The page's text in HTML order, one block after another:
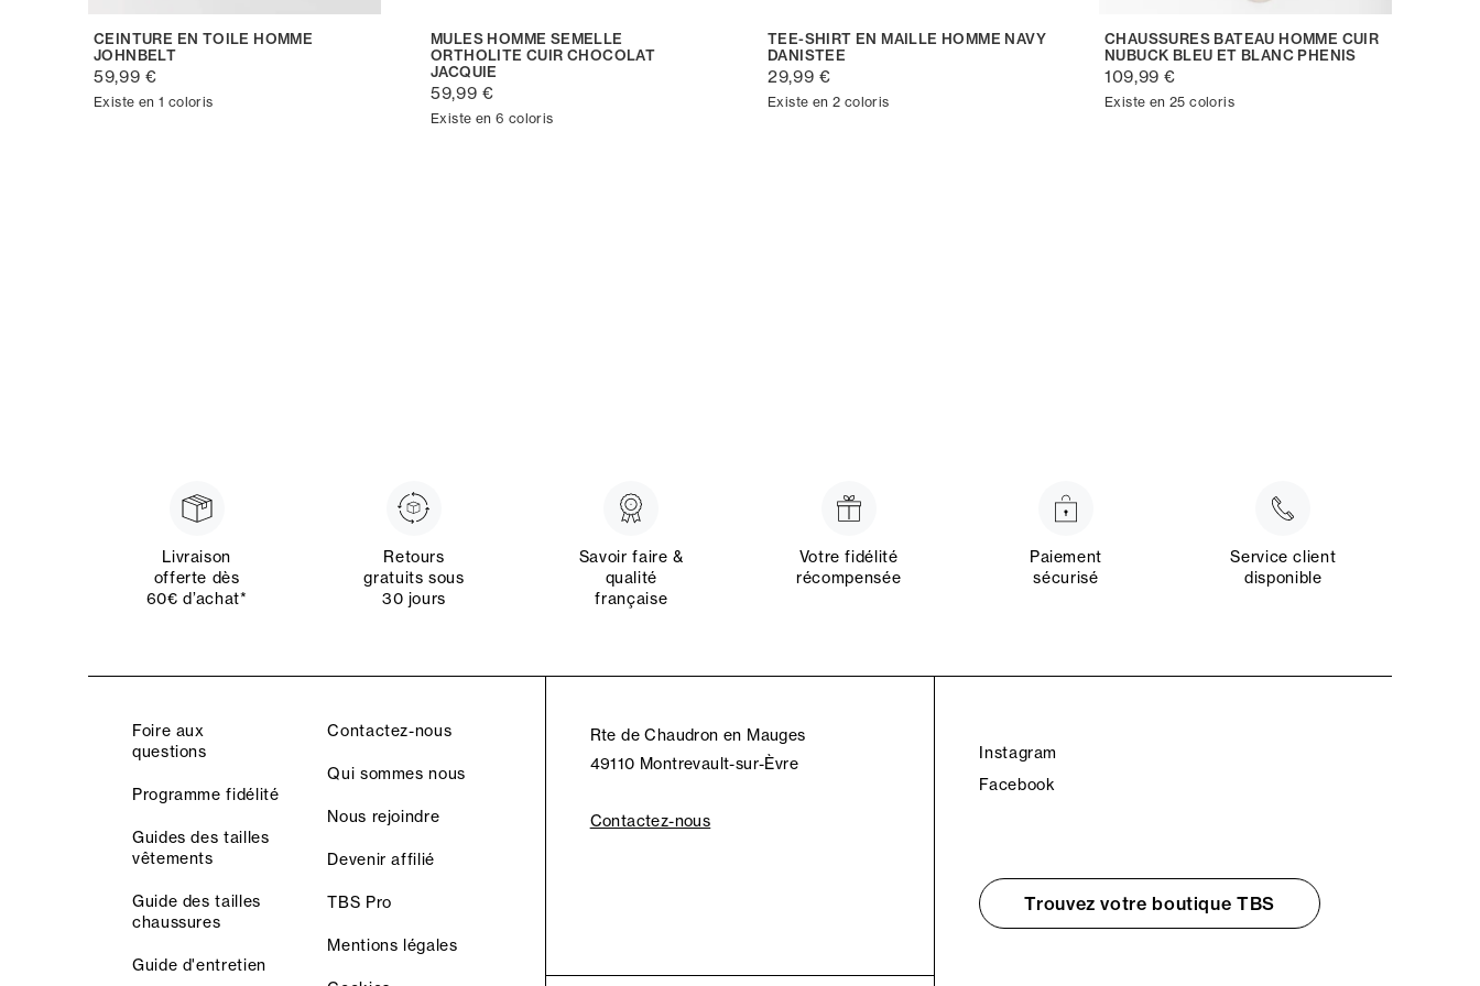
CEINTURE EN TOILE HOMME
JOHNBELT
59,99 €
Existe en 1 coloris
MULES HOMME SEMELLE
ORTHOLITE CUIR CHOCOLAT
JACQUIE
59,99 €
Existe en 6 coloris
TEE-SHIRT EN MAILLE HOMME NAVY
DANISTEE
29,99 €
Existe en 2 coloris
CHAUSSURES BATEAU HOMME CUIR
NUBUCK BLEU ET BLANC PHENIS
109,99 €
Existe en 25 coloris
Livraison
offerte dès
60€ d’achat*
Retours
gratuits sous
30 jours
Savoir faire &
qualité
française
Votre fidélité
récompensée
Paiement
sécurisé
Service client
disponible
Foire aux
questions
Programme fidélité
Guides des tailles
vêtements
Guide des tailles
chaussures
Guide d'entretien
Contactez-nous
Qui sommes nous
Nous rejoindre
Devenir affilié
TBS Pro
Mentions légales
Rte de Chaudron en Mauges
49110 Montrevault-sur-Èvre
Contactez-nous
Instagram
Facebook
Trouvez votre boutique TBS